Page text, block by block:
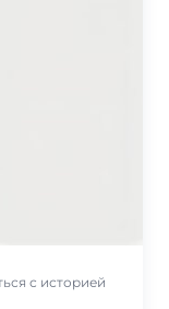
с историей